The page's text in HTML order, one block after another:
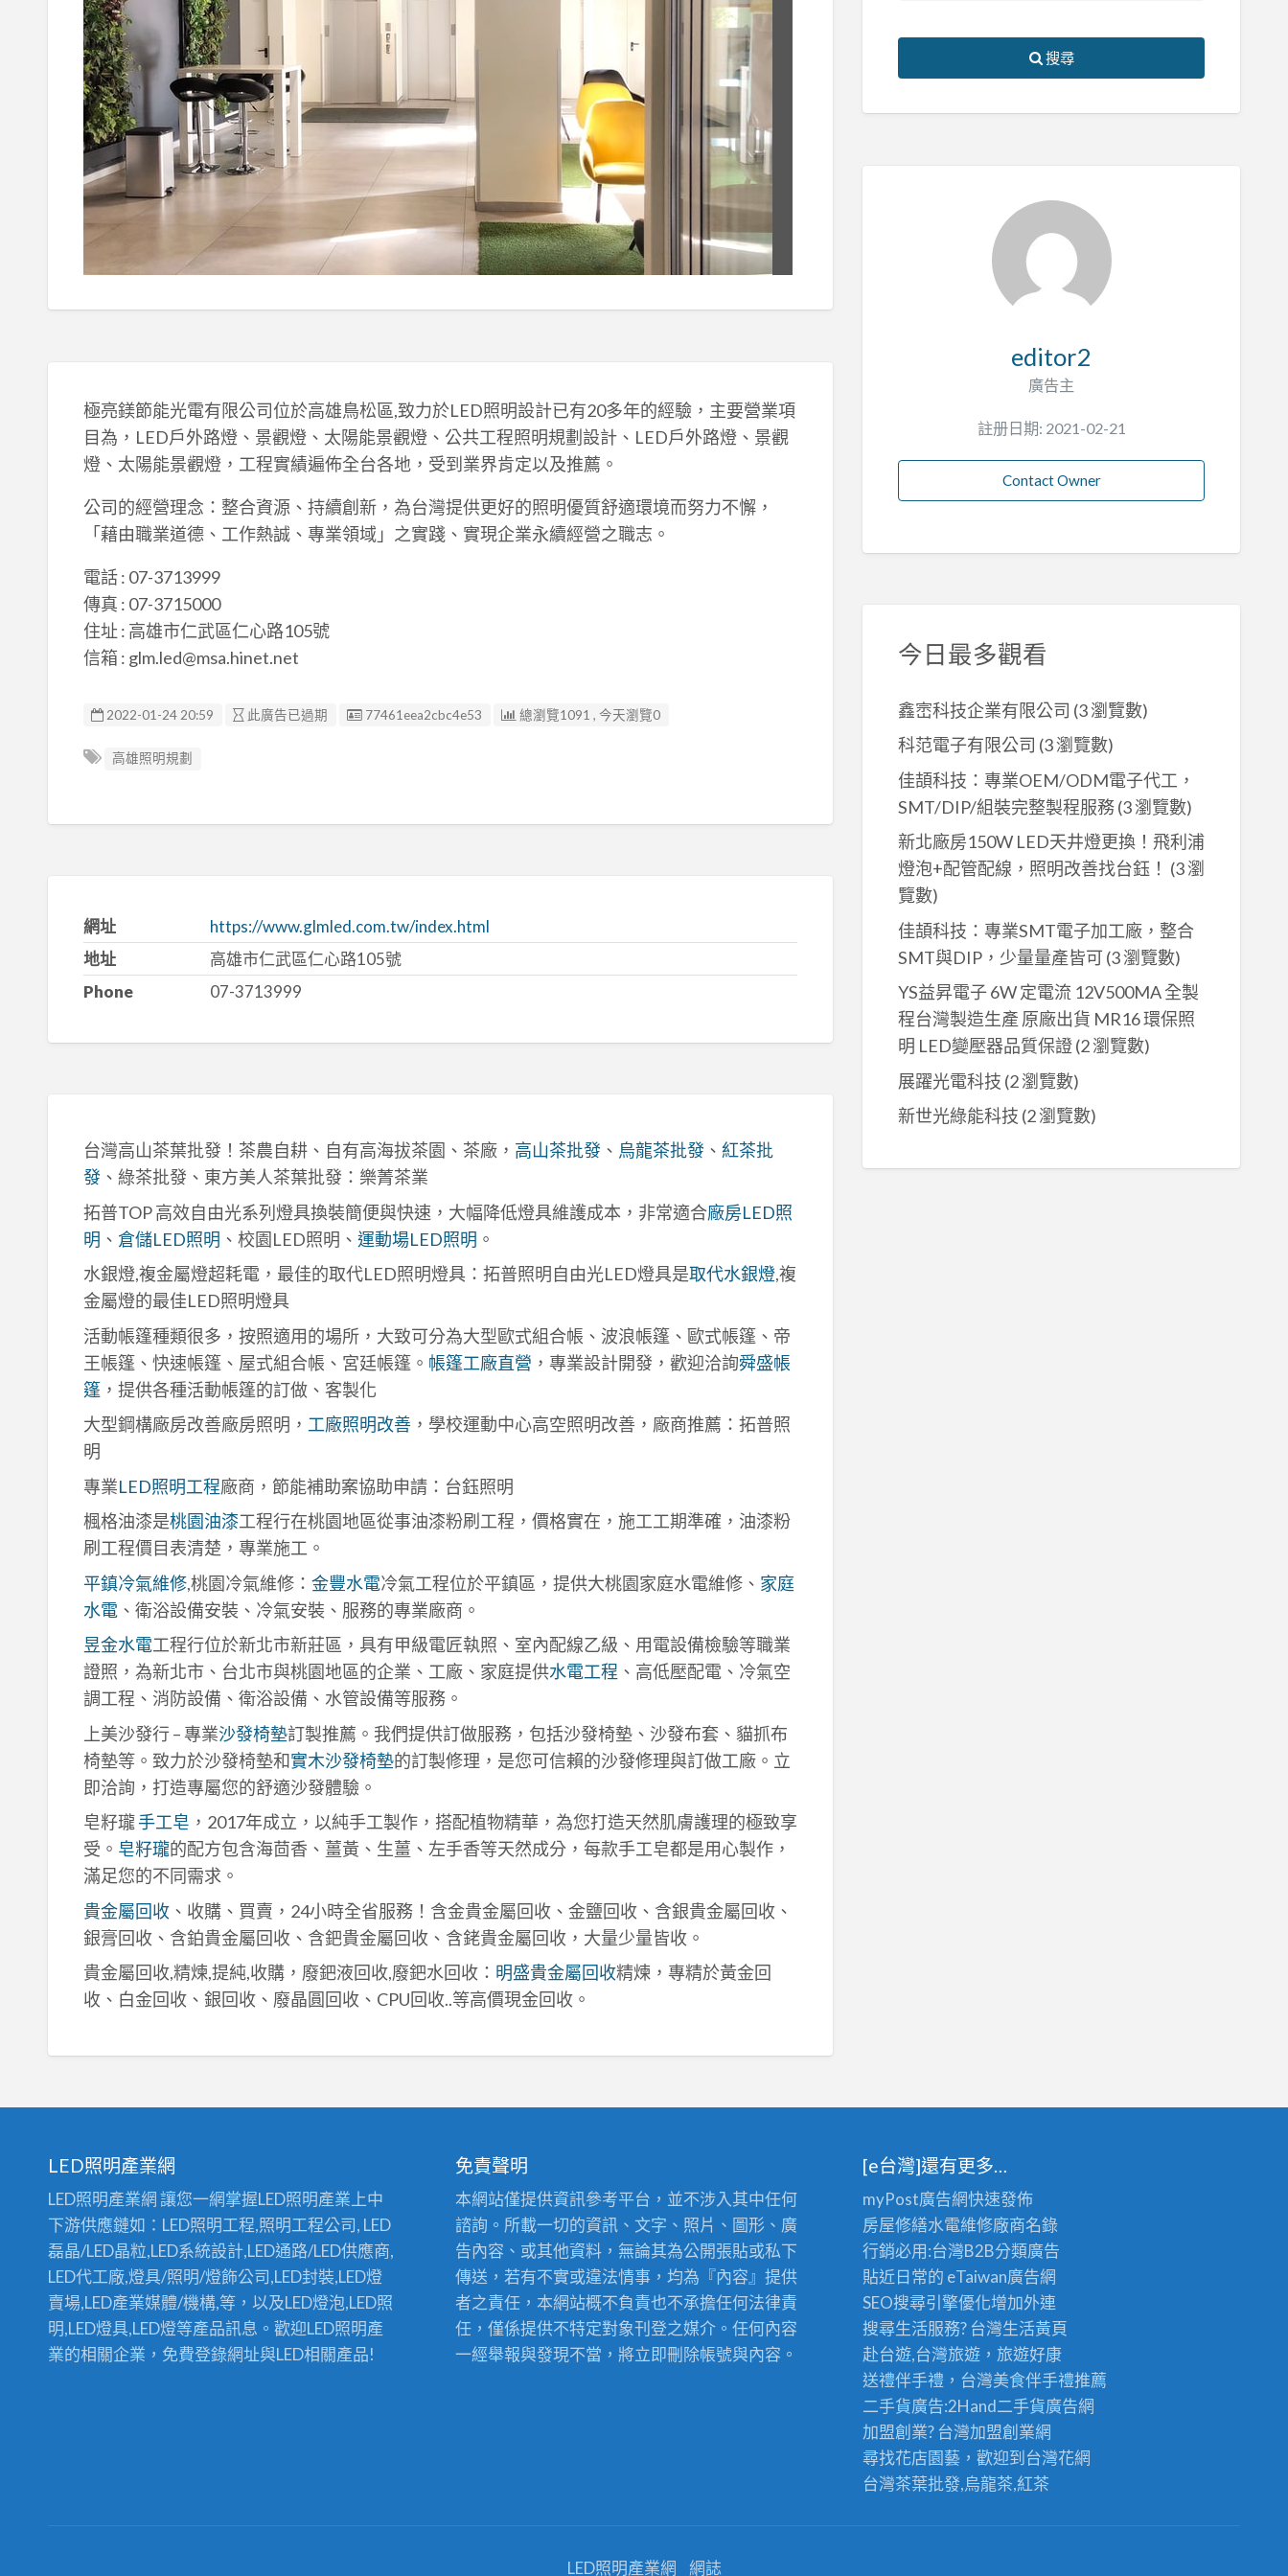
極亮鎂節能光電有限公司位於高雄鳥松區,致力於LED照明設計已有20多年的經驗，主要營業項
目為，LED戶外路燈、景觀燈、太陽能景觀燈、公共工程照明規劃設計、LED戶外路燈、景觀
燈、太陽能景觀燈，工程實績遍佈全台各地，受到業界肯定以及推薦。
公司的經營理念：整合資源、持續創新，為台灣提供更好的照明優質舒適環境而努力不懈，
「藉由職業道德、工作熱誠、專業領域」之實踐、實現企業永續經營之職志。
電話 : 07-3713999
傳真 : 07-3715000
住址 : 高雄市仁武區仁心路105號
信箱 : glm.led@msa.hinet.net
2022-01-24 20:59 此廣告已過期 廣告编號
77461eea2cbc4e53 總瀏覽1091 , 今天瀏覽0
高雄照明規劃
網址
https://www.glmled.com.tw/index.html
地址
高雄市仁武區仁心路105號
Phone
07-3713999
台灣高山茶葉批發！茶農自耕、自有高海拔茶園、茶廠， 高山茶批發、 烏龍茶批發、 紅茶批
發、綠茶批發、東方美人茶葉批發：樂菁茶業
拓普TOP 高效自由光系列燈具換裝簡便與快速，大幅降低燈具維護成本，非常適合廠房LED照
明 、 倉儲LED照明 、校園LED照明、 運動場LED照明 。
水銀燈,複金屬燈超耗電，最佳的取代LED照明燈具：拓普照明自由光LED燈具是取代水銀燈,複
金屬燈的最佳LED照明燈具
活動帳篷種類很多，按照適用的場所，大致可分為大型歐式組合帳、波浪帳篷、歐式帳篷、帝
王帳篷、快速帳篷、屋式組合帳、宮廷帳篷。 帳篷工廠直營 ，專業設計開發，歡迎洽詢舜盛帳
篷，提供各種活動帳篷的訂做、客製化
大型鋼構廠房改善廠房照明， 工廠照明改善，學校運動中心高空照明改善，廠商推薦：拓普照
明
專業LED照明工程廠商，節能補助案協助申請：台鈺照明
楓格油漆是桃園油漆工程行在桃園地區從事油漆粉刷工程，價格實在，施工工期準確，油漆粉
刷工程價目表清楚，專業施工。
平鎮冷氣維修,桃園冷氣維修： 金豐水電冷氣工程位於平鎮區，提供大桃園家庭水電維修、 家庭
水電、衛浴設備安裝、冷氣安裝、服務的專業廠商。
昱金水電工程行位於新北市新莊區，具有甲級電匠執照、室內配線乙級、用電設備檢驗等職業
證照，為新北市、台北市與桃園地區的企業、工廠、家庭提供水電工程 、高低壓配電、冷氣空
調工程、消防設備、衛浴設備、水管設備等服務。
上美沙發行 – 專業沙發椅墊訂製推薦。我們提供訂做服務，包括沙發椅墊、沙發布套、貓抓布
椅墊等。致力於沙發椅墊和實木沙發椅墊的訂製修理，是您可信賴的沙發修理與訂做工廠。立
即洽詢，打造專屬您的舒適沙發體驗。
皂籽瓏手工皂 ，2017年成立，以純手工製作，搭配植物精華，為您打造天然肌膚護理的極致享
受。 皂籽瓏的配方包含海茴香、薑黃、生薑、左手香等天然成分，每款手工皂都是用心製作，
滿足您的不同需求。
貴金屬回收、收購、買賣，24小時全省服務！含金貴金屬回收、金鹽回收、含銀貴金屬回收、
銀膏回收、含鉑貴金屬回收、含鈀貴金屬回收、含銠貴金屬回收，大量少量皆收。
貴金屬回收,精煉,提純,收購，廢鈀液回收,廢鈀水回收： 明盛貴金屬回收精煉，專精於黃金回
收、白金回收、銀回收、廢晶圓回收、CPU回收..等高價現金回收。
搜尋
editor2
廣告主
註册日期: 2021-02-21
Contact Owner
今日最多觀看
鑫崈科技企業有限公司 (3 瀏覽數)
科范電子有限公司 (3 瀏覽數)
佳頡科技：專業OEM/ODM電子代工，
SMT/DIP/組裝完整製程服務(3 瀏覽數)
新北廠房150W LED天井燈更換！飛利浦
燈泡+配管配線，照明改善找台鈺！ (3 瀏
覽數)
佳頡科技：專業SMT電子加工廠，整合
SMT與DIP，少量量產皆可 (3 瀏覽數)
YS益昇電子 6W 定電流 12V500MA 全製
程台灣製造生產 原廠出貨 MR16 環保照
明 LED變壓器品質保證(2 瀏覽數)
展躍光電科技 (2 瀏覽數)
新世光綠能科技 (2 瀏覽數)
LED照明產業網
LED照明產業網 讓您一網掌握LED照明產業上中
下游供應鏈如：LED照明工程,照明工程公司, LED
磊晶/LED晶粒,LED系統設計,LED通路/LED供應商,
LED代工廠,燈具/照明/燈飾公司,LED封裝,LED燈
賣場,LED產業媒體/機構,等，以及LED燈泡,LED照
明,LED燈具,LED燈等產品訊息。歡迎LED照明產
業的相關企業，免費登錄網址與LED相關產品!
免責聲明
本網站僅提供資訊參考平台，並不涉入其中任何
諮詢。所載一切的資訊、文字、照片、圖形、廣
告內容、或其他資料，無論其為公開張貼或私下
傳送，若有不實或違法情事，均為『內容』提供
者之責任，本網站概不負責也不承擔任何法律責
任，僅係提供不特定對象刊登之媒介。任何內容
一經舉報與發現不當，將立即刪除帳號與內容。
[e台灣]還有更多…
myPost廣告網快速發佈
房屋修繕水電維修廠商名錄
行銷必用:台灣B2B分類廣告
貼近日常的 eTaiwan廣告網
SEO搜尋引擎優化增加外連
搜尋生活服務? 台灣生活黃頁
赴台遊,台灣旅遊 ，旅遊好康
送禮伴手禮，台灣美食伴手禮推薦
二手貨廣告:2Hand二手貨廣告網
加盟創業? 台灣加盟創業網
尋找花店園藝，歡迎到 台灣花網
台灣茶葉批發,烏龍茶,紅茶
LED照明產業網 網誌